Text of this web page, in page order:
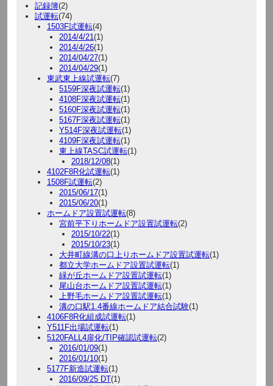
記録簿(2)
試運転(74)
1503F試運転(4)
2014/4/21(1)
2014/4/26(1)
2014/04/27(1)
2014/04/29(1)
東武東上線試運転(7)
5159F深夜試運転(1)
4108F深夜試運転(1)
5160F深夜試運転(1)
5167F深夜試運転(1)
Y514F深夜試運転(1)
4109F深夜試運転(1)
東上線TASC試運転(1)
2018/12/08(1)
4102F8R化試運転(1)
1508F試運転(2)
2015/06/17(1)
2015/06/20(1)
ホームドア設置試運転(8)
宮前平下りホームドア設置試運転(2)
2015/10/22(1)
2015/10/23(1)
大井町線溝の口上りホームドア設置試運転(1)
都立大学ホームドア設置試運転(1)
緑が丘ホームドア設置試運転(1)
尾山台ホームドア設置試運転(1)
上野毛ホームドア設置試運転(1)
溝の口駅1.4番線ホームドア結合試験(1)
4106F8R化組成試運転(1)
Y511F出場試運転(1)
5120FALL4扉化/TIP確認試運転(2)
2016/01/09(1)
2016/01/10(1)
5177F新造試運転(1)
2016/09/25 DT(1)